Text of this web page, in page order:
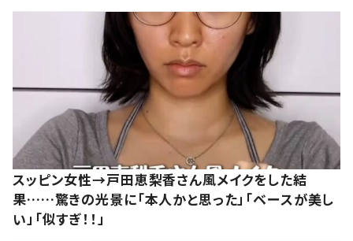
スッピン女性→戸田恵梨香さん風メイクをした結
果……驚きの光景に「本人かと思った」「ベースが美し
い」「似すぎ！！」